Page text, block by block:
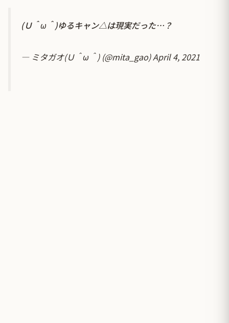
(Ｕ＾ω＾)ゆるキャン△は現実だった…？
— ミタガオ(Ｕ＾ω＾) (@mita_gao)April 4, 2021